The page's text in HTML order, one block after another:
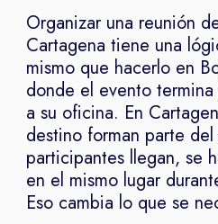
Organizar una reunión
Cartagena tiene una
mismo que hacerlo en
donde el evento
a su oficina. En
destino forman parte
participantes llegan, se
en el mismo lugar
Eso cambia lo que se